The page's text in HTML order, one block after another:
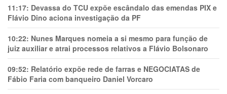
11:17: Devassa do TCU expõe escândalo das emendas PIX e
Flávio Dino aciona investigação da PF
10:22: Nunes Marques nomeia a si mesmo para função de
juiz auxiliar e atrai processos relativos a Flávio Bolsonaro
09:52: Relatório expõe rede de farras e NEGOCIATAS de
Fábio Faria com banqueiro Daniel Vorcaro